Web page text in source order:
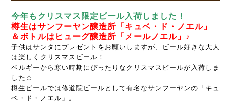
今年もクリスマス限定ビール入荷しました！
樽生はサンフーヤン醸造所「キュベ・ド・ノエル」
＆ボトルはヒューグ醸造所「メールノエル」♪
子供はサンタにプレゼントをお願いしますが、ビール好きな大人
は楽しくクリスマスビール！
ベルギーから寒い時期にぴったりなクリスマスビールが入荷しま
した☆
樽生ビールでは修道院ビールとして有名なサンフーヤンの「キュ
ベ・ド・ノエル」。